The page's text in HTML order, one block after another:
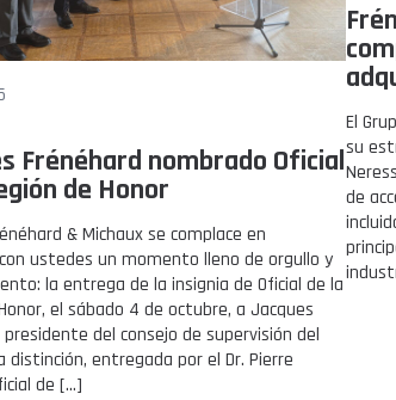
Frénéhard nombrado Oficial
de Honor
& Michaux se complace en
ustedes un momento lleno de orgullo y
la entrega de la insignia de Oficial de la
el sábado 4 de octubre, a Jacques
presidente del consejo de supervisión del
distinción, entregada por el Dr. Pierre
de […]
El
su
de